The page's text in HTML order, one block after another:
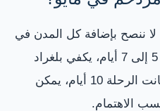
ننصح بإضافة كل المدن في
رحلة قصيرة. إذا كانت الرحلة 5 إلى 7 أيام، يكفي بلغراد
ونوفي ساد وزلاتيبور. أما إذا كانت الرحلة 10 أيام، يمكن
الاهتمام.